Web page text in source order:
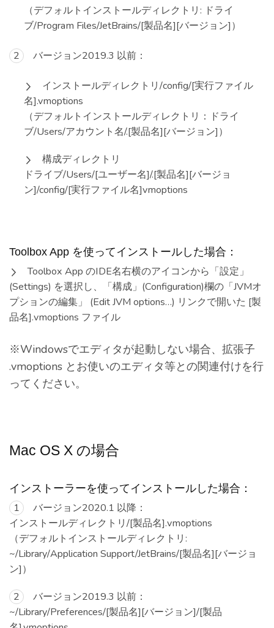
（デフォルトインストールディレクトリ: ドライ
ブ/Program Files/JetBrains/[製品名][バージョン]）
バージョン2019.3 以前：
インストールディレクトリ/config/[実行ファイル
名].vmoptions
（デフォルトインストールディレクトリ：ドライ
ブ/Users/アカウント名/.[製品名][バージョン]）
構成ディレクトリ
ドライブ/Users/[ユーザー名]/.[製品名][バージョ
ン]/config/[実行ファイル名]vmoptions
Toolbox App を使ってインストールした場合：
Toolbox App のIDE名右横のアイコンから「設定」
(Settings) を選択し、「構成」(Configuration)欄の「JVMオ
プションの編集」 (Edit JVM options…) リンクで開いた [製
品名].vmoptions ファイル
※Windowsでエディタが起動しない場合、拡張子
.vmoptions とお使いのエディタ等との関連付けを行
ってください。
Mac OS X の場合
インストーラーを使ってインストールした場合：
バージョン2020.1 以降：
インストールディレクトリ/[製品名].vmoptions
（デフォルトインストールディレクトリ:
~/Library/Application Support/JetBrains/[製品名][バージョ
ン]）
バージョン2019.3 以前：
~/Library/Preferences/[製品名][バージョン]/[製品